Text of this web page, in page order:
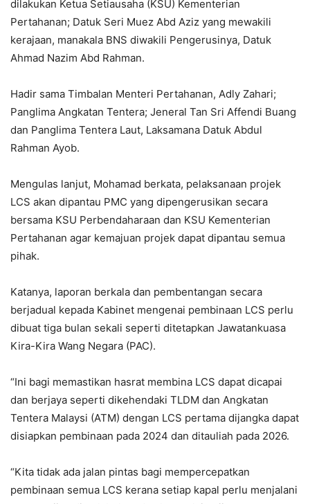
dilakukan Ketua Setiausaha (KSU) Kementerian
Pertahanan; Datuk Seri Muez Abd Aziz yang mewakili
kerajaan, manakala BNS diwakili Pengerusinya, Datuk
Ahmad Nazim Abd Rahman.
Hadir sama Timbalan Menteri Pertahanan, Adly Zahari;
Panglima Angkatan Tentera; Jeneral Tan Sri Affendi Buang
dan Panglima Tentera Laut, Laksamana Datuk Abdul
Rahman Ayob.
Mengulas lanjut, Mohamad berkata, pelaksanaan projek
LCS akan dipantau PMC yang dipengerusikan secara
bersama KSU Perbendaharaan dan KSU Kementerian
Pertahanan agar kemajuan projek dapat dipantau semua
pihak.
Katanya, laporan berkala dan pembentangan secara
berjadual kepada Kabinet mengenai pembinaan LCS perlu
dibuat tiga bulan sekali seperti ditetapkan Jawatankuasa
Kira-Kira Wang Negara (PAC).
“Ini bagi memastikan hasrat membina LCS dapat dicapai
dan berjaya seperti dikehendaki TLDM dan Angkatan
Tentera Malaysi (ATM) dengan LCS pertama dijangka dapat
disiapkan pembinaan pada 2024 dan ditauliah pada 2026.
“Kita tidak ada jalan pintas bagi mempercepatkan
pembinaan semua LCS kerana setiap kapal perlu menjalani